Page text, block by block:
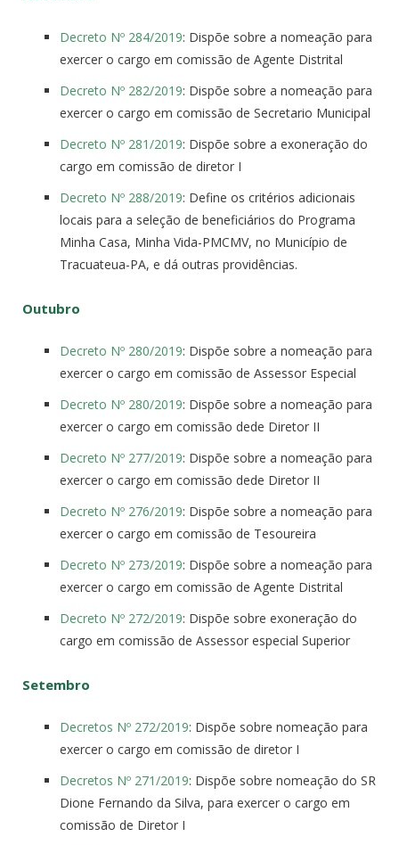
Decreto Nº 284/2019: Dispõe sobre a nomeação para
exercer o cargo em comissão de Agente Distrital
Decreto Nº 282/2019: Dispõe sobre a nomeação para
exercer o cargo em comissão de Secretario Municipal
Decreto Nº 281/2019: Dispõe sobre a exoneração do
cargo em comissão de diretor I
Decreto Nº 288/2019: Define os critérios adicionais
locais para a seleção de beneficiários do Programa
Minha Casa, Minha Vida-PMCMV, no Município de
Tracuateua-PA, e dá outras providências.
Outubro
Decreto Nº 280/2019: Dispõe sobre a nomeação para
exercer o cargo em comissão de Assessor Especial
Decreto Nº 280/2019: Dispõe sobre a nomeação para
exercer o cargo em comissão dede Diretor II
Decreto Nº 277/2019: Dispõe sobre a nomeação para
exercer o cargo em comissão dede Diretor II
Decreto Nº 276/2019: Dispõe sobre a nomeação para
exercer o cargo em comissão de Tesoureira
Decreto Nº 273/2019: Dispõe sobre a nomeação para
exercer o cargo em comissão de Agente Distrital
Decreto Nº 272/2019: Dispõe sobre exoneração do
cargo em comissão de Assessor especial Superior
Setembro
Decretos Nº 272/2019: Dispõe sobre nomeação para
exercer o cargo em comissão de diretor I
Decretos Nº 271/2019: Dispõe sobre nomeação do SR
Dione Fernando da Silva, para exercer o cargo em
comissão de Diretor I